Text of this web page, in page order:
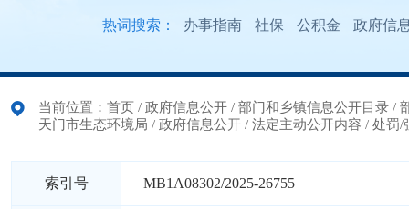
热词搜索： 办事指南 社保 公积金 政府信
当前位置： 首页 / 政府信息公开 / 部门和乡镇信息公开目录 /
天门市生态环境局 / 政府信息公开 / 法定主动公开内容 / 处罚/
索引号 MB1A08302/2025-26755